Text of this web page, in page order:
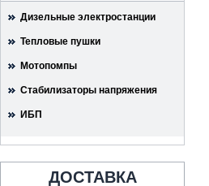
Дизельные электростанции
Тепловые пушки
Мотопомпы
Стабилизаторы напряжения
ИБП
ДОСТАВКА